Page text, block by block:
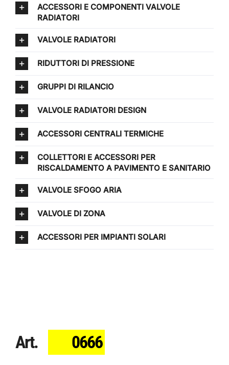
Art. 0666
ACCESSORI E COMPONENTI VALVOLE
RADIATORI
VALVOLE RADIATORI
RIDUTTORI DI PRESSIONE
GRUPPI DI RILANCIO
VALVOLE RADIATORI DESIGN
ACCESSORI CENTRALI TERMICHE
COLLETTORI E ACCESSORI PER
RISCALDAMENTO A PAVIMENTO E SANITARIO
VALVOLE SFOGO ARIA
VALVOLE DI ZONA
ACCESSORI PER IMPIANTI SOLARI